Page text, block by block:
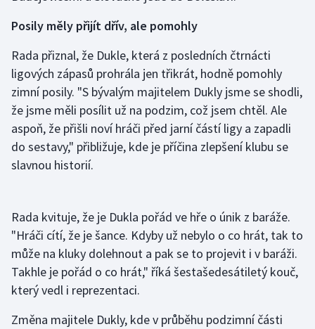
Judo
Krasobruslení
Lezení
Lyže a snowboard
Moderní pětiboj
Olympijské hry
Parasport
Posily měly přijít dřív, ale pomohly
Rada přiznal, že Dukle, která z posledních čtrnácti
ligových zápasů prohrála jen třikrát, hodně pomohly
zimní posily. "S bývalým majitelem Dukly jsme se shodli,
že jsme měli posílit už na podzim, což jsem chtěl. Ale
aspoň, že přišli noví hráči před jarní částí ligy a zapadli
do sestavy," přibližuje, kde je příčina zlepšení klubu se
slavnou historií.
Rada kvituje, že je Dukla pořád ve hře o únik z baráže.
"Hráči cítí, že je šance. Kdyby už nebylo o co hrát, tak to
může na kluky dolehnout a pak se to projevit i v baráži.
Takhle je pořád o co hrát," říká šestašedesátiletý kouč,
který vedl i reprezentaci.
Změna majitele Dukly, kde v průběhu podzimní části